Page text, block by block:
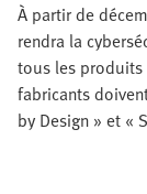
À partir de
rendra la
tous les produits
fabricants
by Design » et «